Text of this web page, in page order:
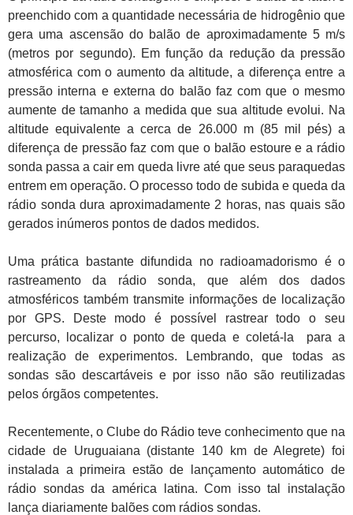
preenchido com a quantidade necessária de hidrogênio que
gera uma ascensão do balão de aproximadamente 5 m/s
(metros por segundo). Em função da redução da pressão
atmosférica com o aumento da altitude, a diferença entre a
pressão interna e externa do balão faz com que o mesmo
aumente de tamanho a medida que sua altitude evolui. Na
altitude equivalente a cerca de 26.000 m (85 mil pés) a
diferença de pressão faz com que o balão estoure e a rádio
sonda passa a cair em queda livre até que seus paraquedas
entrem em operação. O processo todo de subida e queda da
rádio sonda dura aproximadamente 2 horas, nas quais são
gerados inúmeros pontos de dados medidos.
Uma prática bastante difundida no radioamadorismo é o
rastreamento da rádio sonda, que além dos dados
atmosféricos também transmite informações de localização
por GPS. Deste modo é possível rastrear todo o seu
percurso, localizar o ponto de queda e coletá-la para a
realização de experimentos. Lembrando, que todas as
sondas são descartáveis e por isso não são reutilizadas
pelos órgãos competentes.
Recentemente, o Clube do Rádio teve conhecimento que na
cidade de Uruguaiana (distante 140 km de Alegrete) foi
instalada a primeira estão de lançamento automático de
rádio sondas da américa latina. Com isso tal instalação
lança diariamente balões com rádios sondas.